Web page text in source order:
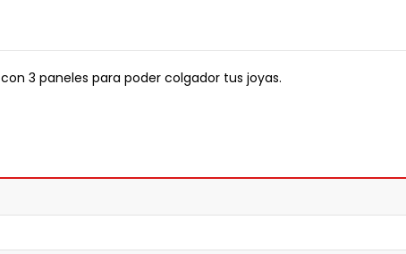
con 3 paneles para poder colgador tus joyas.